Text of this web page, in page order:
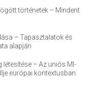
történetek – Mindent
– Tapasztalatok és
alapján
– Az uniós MI-
európai kontextusban